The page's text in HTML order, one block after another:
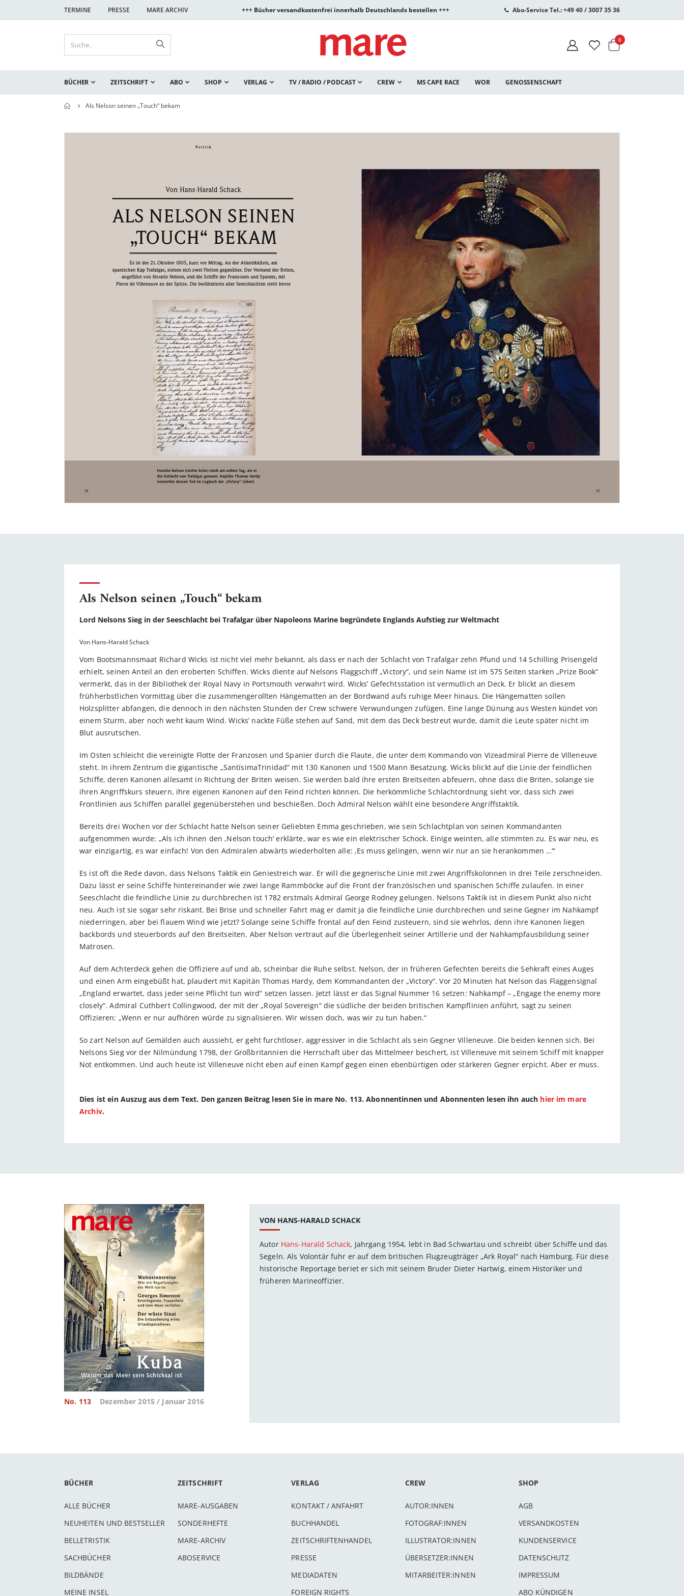
TERMINE PRESSE MARE ARCHIV +++ Bücher versandkostenfrei innerhalb Deutschlands bestellen +++ Abo-Service Tel.: +49 40 / 3007 35 36
Warenkorb
0Artikel
BÜCHER ZEITSCHRIFT ABO SHOP VERLAG TV / RADIO / PODCAST CREW MS CAPE RACE WOR GENOSSENSCHAFT
Als Nelson seinen „Touch“ bekam
Als Nelson seinen „Touch“ bekam
Lord Nelsons Sieg in der Seeschlacht bei Trafalgar über Napoleons Marine begründete Englands Aufstieg zur Weltmacht
Von Hans-Harald Schack
Vom Bootsmannsmaat Richard Wicks ist nicht viel mehr bekannt, als dass er nach der Schlacht von Trafalgar zehn Pfund und 14 Schilling Prisengeld
erhielt, seinen Anteil an den eroberten Schiffen. Wicks diente auf Nelsons Flaggschiff „Victory“, und sein Name ist im 575 Seiten starken „Prize Book“
vermerkt, das in der Bibliothek der Royal Navy in Portsmouth verwahrt wird. Wicks’ Gefechtsstation ist vermutlich an Deck. Er blickt an diesem
frühherbstlichen Vormittag über die zusammengerollten Hängematten an der Bordwand aufs ruhige Meer hinaus. Die Hängematten sollen
Holzsplitter abfangen, die dennoch in den nächsten Stunden der Crew schwere Verwundungen zufügen. Eine lange Dünung aus Westen kündet von
einem Sturm, aber noch weht kaum Wind. Wicks’ nackte Füße stehen auf Sand, mit dem das Deck bestreut wurde, damit die Leute später nicht im
Blut ausrutschen.
Im Osten schleicht die vereinigte Flotte der Franzosen und Spanier durch die Flaute, die unter dem Kommando von Vizeadmiral Pierre de Villeneuve
steht. In ihrem Zentrum die gigantische „SantísimaTrinidad“ mit 130 Kanonen und 1500 Mann Besatzung. Wicks blickt auf die Linie der feindlichen
Schiffe, deren Kanonen allesamt in Richtung der Briten weisen. Sie werden bald ihre ersten Breitseiten abfeuern, ohne dass die Briten, solange sie
ihren Angriffskurs steuern, ihre eigenen Kanonen auf den Feind richten können. Die herkömmliche Schlachtordnung sieht vor, dass sich zwei
Frontlinien aus Schiffen parallel gegenüberstehen und beschießen. Doch Admiral Nelson wählt eine besondere Angriffstaktik.
Bereits drei Wochen vor der Schlacht hatte Nelson seiner Geliebten Emma geschrieben, wie sein Schlachtplan von seinen Kommandanten
aufgenommen wurde: „Als ich ihnen den ,Nelson touch‘ erklärte, war es wie ein elektrischer Schock. Einige weinten, alle stimmten zu. Es war neu, es
war einzigartig, es war einfach! Von den Admiralen abwärts wiederholten alle: ,Es muss gelingen, wenn wir nur an sie herankommen …‘“
Es ist oft die Rede davon, dass Nelsons Taktik ein Geniestreich war. Er will die gegnerische Linie mit zwei Angriffskolonnen in drei Teile zerschneiden.
Dazu lässt er seine Schiffe hintereinander wie zwei lange Rammböcke auf die Front der französischen und spanischen Schiffe zulaufen. In einer
Seeschlacht die feindliche Linie zu durchbrechen ist 1782 erstmals Admiral George Rodney gelungen. Nelsons Taktik ist in diesem Punkt also nicht
neu. Auch ist sie sogar sehr riskant. Bei Brise und schneller Fahrt mag er damit ja die feindliche Linie durchbrechen und seine Gegner im Nahkampf
niederringen, aber bei flauem Wind wie jetzt? Solange seine Schiffe frontal auf den Feind zusteuern, sind sie wehrlos, denn ihre Kanonen liegen
backbords und steuerbords auf den Breitseiten. Aber Nelson vertraut auf die Überlegenheit seiner Artillerie und der Nahkampfausbildung seiner
Matrosen.
Auf dem Achterdeck gehen die Offiziere auf und ab, scheinbar die Ruhe selbst. Nelson, der in früheren Gefechten bereits die Sehkraft eines Auges
und einen Arm eingebüßt hat, plaudert mit Kapitän Thomas Hardy, dem Kommandanten der „Victory“. Vor 20 Minuten hat Nelson das Flaggensignal
„England erwartet, dass jeder seine Pflicht tun wird“ setzen lassen. Jetzt lässt er das Signal Nummer 16 setzen: Nahkampf – „Engage the enemy more
closely“. Admiral Cuthbert Collingwood, der mit der „Royal Sovereign“ die südliche der beiden britischen Kampflinien anführt, sagt zu seinen
Offizieren: „Wenn er nur aufhören würde zu signalisieren. Wir wissen doch, was wir zu tun haben.“
So zart Nelson auf Gemälden auch aussieht, er geht furchtloser, aggressiver in die Schlacht als sein Gegner Villeneuve. Die beiden kennen sich. Bei
Nelsons Sieg vor der Nilmündung 1798, der Großbritannien die Herrschaft über das Mittelmeer beschert, ist Villeneuve mit seinem Schiff mit knapper
Not entkommen. Und auch heute ist Villeneuve nicht eben auf einen Kampf gegen einen ebenbürtigen oder stärkeren Gegner erpicht. Aber er muss.
Dies ist ein Auszug aus dem Text. Den ganzen Beitrag lesen Sie in mare No. 113. Abonnentinnen und Abonnenten lesen ihn auch hier im mare
Archiv.
No. 113 Dezember 2015 / Januar 2016
VON HANS-HARALD SCHACK
Autor Hans-Harald Schack, Jahrgang 1954, lebt in Bad Schwartau und schreibt über Schiffe und das
Segeln. Als Volontär fuhr er auf dem britischen Flugzeugträger „Ark Royal“ nach Hamburg. Für diese
historische Reportage beriet er sich mit seinem Bruder Dieter Hartwig, einem Historiker und
früheren Marineoffizier.
BÜCHER
ALLE BÜCHER
NEUHEITEN UND BESTSELLER
BELLETRISTIK
SACHBÜCHER
BILDBÄNDE
MEINE INSEL
ZEITSCHRIFT
MARE-AUSGABEN
SONDERHEFTE
MARE-ARCHIV
ABOSERVICE
VERLAG
KONTAKT / ANFAHRT
BUCHHANDEL
ZEITSCHRIFTENHANDEL
PRESSE
MEDIADATEN
FOREIGN RIGHTS
CREW
AUTOR:INNEN
FOTOGRAF:INNEN
ILLUSTRATOR:INNEN
ÜBERSETZER:INNEN
MITARBEITER:INNEN
SHOP
AGB
VERSANDKOSTEN
KUNDENSERVICE
DATENSCHUTZ
IMPRESSUM
ABO KÜNDIGEN